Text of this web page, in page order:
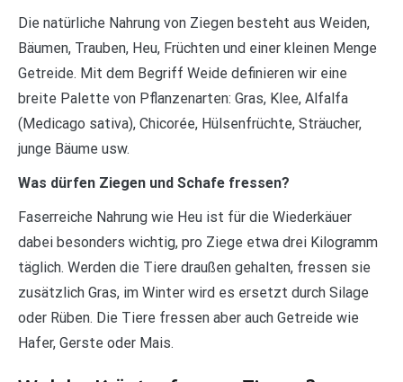
Die natürliche Nahrung von Ziegen besteht aus Weiden,
Bäumen, Trauben, Heu, Früchten und einer kleinen Menge
Getreide. Mit dem Begriff Weide definieren wir eine
breite Palette von Pflanzenarten: Gras, Klee, Alfalfa
(Medicago sativa), Chicorée, Hülsenfrüchte, Sträucher,
junge Bäume usw.
Was dürfen Ziegen und Schafe fressen?
Faserreiche Nahrung wie Heu ist für die Wiederkäuer
dabei besonders wichtig, pro Ziege etwa drei Kilogramm
täglich. Werden die Tiere draußen gehalten, fressen sie
zusätzlich Gras, im Winter wird es ersetzt durch Silage
oder Rüben. Die Tiere fressen aber auch Getreide wie
Hafer, Gerste oder Mais.